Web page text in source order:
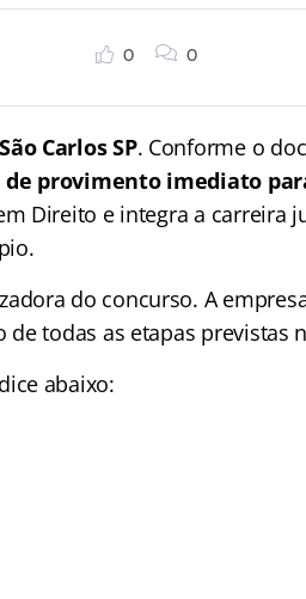
0 0
Carlos SP. Conforme o
de provimento imediato
Direito e integra a carreira
do concurso. A
de todas as etapas previstas
abaixo: